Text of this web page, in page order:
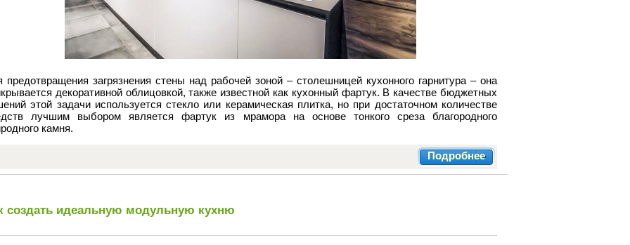
предотвращения загрязнения стены над рабочей зоной – столешницей кухонного гарнитура – она
декоративной облицовкой, также известной как кухонный фартук. В качестве бюджетных
этой задачи используется стекло или керамическая плитка, но при достаточном количестве
лучшим выбором является фартук из мрамора на основе тонкого среза благородного
камня.
Подробнее
создать идеальную модульную кухню